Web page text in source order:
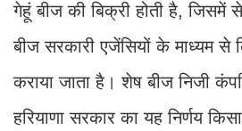
गेहूं बीज की बिक्री होती है, जिसमें
बीज सरकारी एजेंसियों के माध्यम से
कराया जाता है। शेष बीज निजी
हरियाणा सरकार का यह निर्णय